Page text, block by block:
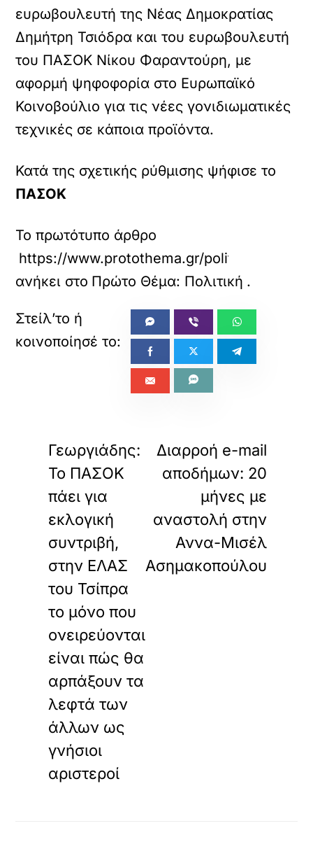
ευρωβουλευτή της Νέας Δημοκρατίας
Δημήτρη Τσιόδρα και του ευρωβουλευτή
του ΠΑΣΟΚ Νίκου Φαραντούρη, με
αφορμή ψηφοφορία στο Ευρωπαϊκό
Κοινοβούλιο για τις νέες γονιδιωματικές
τεχνικές σε κάποια προϊόντα.
Κατά της σχετικής ρύθμισης ψήφισε το
ΠΑΣΟΚ
Το πρωτότυπο άρθρο
https://www.protothema.gr/politics/article/
ανήκει στο Πρώτο Θέμα: Πολιτική .
Γεωργιάδης:
Το ΠΑΣΟΚ
πάει για
εκλογική
συντριβή,
στην ΕΛΑΣ
του Τσίπρα
το μόνο που
ονειρεύονται
είναι πώς θα
αρπάξουν τα
λεφτά των
άλλων ως
γνήσιοι
αριστεροί
Διαρροή e-mail
αποδήμων: 20
μήνες με
αναστολή στην
Αννα-Μισέλ
Ασημακοπούλου